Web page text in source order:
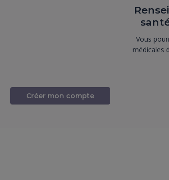
Vous
médicales
Créer mon compte